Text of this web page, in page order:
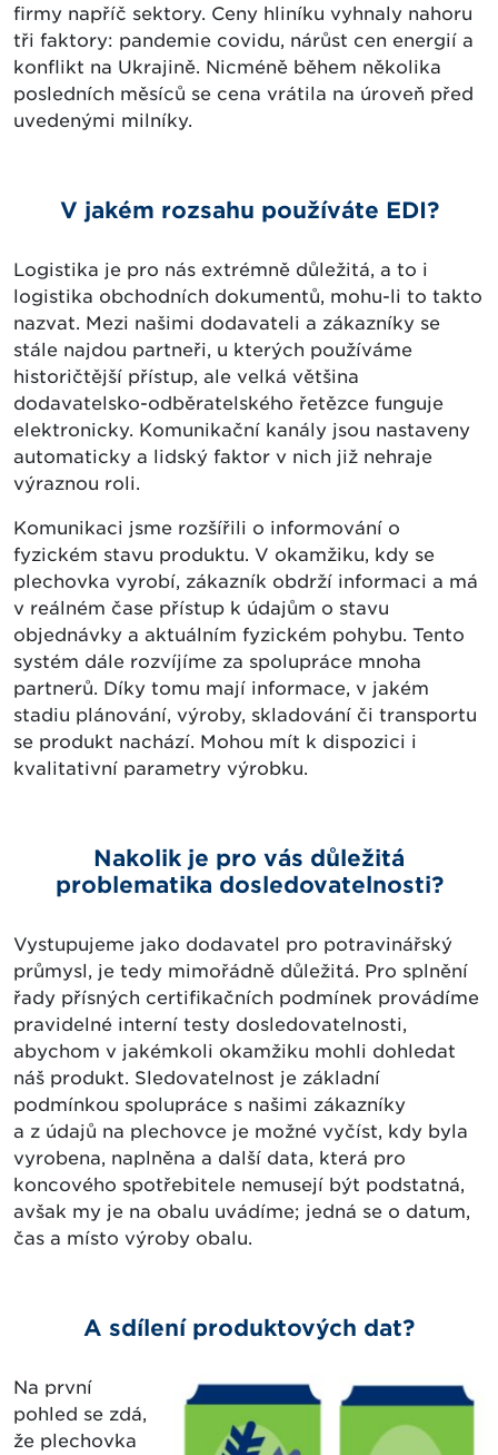
firmy napříč sektory. Ceny hliníku vyhnaly nahoru
tři faktory: pandemie covidu, nárůst cen energií a
konflikt na Ukrajině. Nicméně během několika
posledních měsíců se cena vrátila na úroveň před
uvedenými milníky.
V jakém rozsahu používáte EDI?
Logistika je pro nás extrémně důležitá, a to i
logistika obchodních dokumentů, mohu-li to takto
nazvat. Mezi našimi dodavateli a zákazníky se
stále najdou partneři, u kterých používáme
historičtější přístup, ale velká většina
dodavatelsko-odběratelského řetězce funguje
elektronicky. Komunikační kanály jsou nastaveny
automaticky a lidský faktor v nich již nehraje
výraznou roli.
Komunikaci jsme rozšířili o informování o
fyzickém stavu produktu. V okamžiku, kdy se
plechovka vyrobí, zákazník obdrží informaci a má
v reálném čase přístup k údajům o stavu
objednávky a aktuálním fyzickém pohybu. Tento
systém dále rozvíjíme za spolupráce mnoha
partnerů. Díky tomu mají informace, v jakém
stadiu plánování, výroby, skladování či transportu
se produkt nachází. Mohou mít k dispozici i
kvalitativní parametry výrobku.
Nakolik je pro vás důležitá
problematika dosledovatelnosti?
Vystupujeme jako dodavatel pro potravinářský
průmysl, je tedy mimořádně důležitá. Pro splnění
řady přísných certifikačních podmínek provádíme
pravidelné interní testy dosledovatelnosti,
abychom v jakémkoli okamžiku mohli dohledat
náš produkt. Sledovatelnost je základní
podmínkou spolupráce s našimi zákazníky
a z údajů na plechovce je možné vyčíst, kdy byla
vyrobena, naplněna a další data, která pro
koncového spotřebitele nemusejí být podstatná,
avšak my je na obalu uvádíme; jedná se o datum,
čas a místo výroby obalu.
A sdílení produktových dat?
Na první
pohled se zdá,
že plechovka